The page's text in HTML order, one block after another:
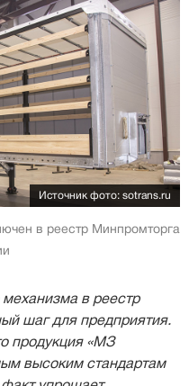
Источник фото: sotrans.ru
в реестр Минпромторга
в реестр
шаг для предприятия.
продукция «МЗ
высоким стандартам